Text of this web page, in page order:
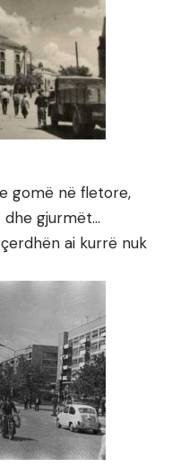
gomë në fletore,
dhe gjurmët…
ai kurrë nuk